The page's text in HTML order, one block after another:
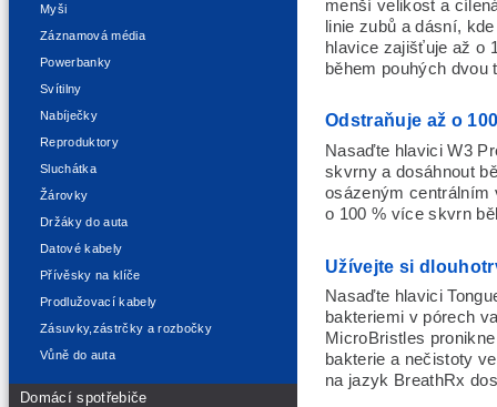
Myši
Záznamová média
Powerbanky
Svítilny
Nabíječky
Reproduktory
Sluchátka
Žárovky
Držáky do auta
Datové kabely
Přívěsky na klíče
Prodlužovací kabely
Zásuvky,zástrčky a rozbočky
Vůně do auta
Domácí spotřebiče
menší velikost a
linie zubů a dásní,
hlavice zajišťuje až o
během pouhých dvou
Odstraňuje až o
Nasaďte hlavici W3
skvrny a dosáhnout
osázeným centrálním
o 100 % více skvrn
Užívejte si
Nasaďte hlavici
bakteriemi v pórech
MicroBristles
bakterie a nečistoty
na jazyk BreathRx